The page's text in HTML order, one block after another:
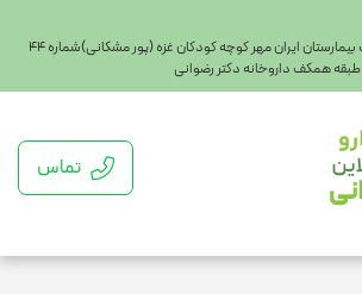
تهران خیابان شریعتی جنب بیمارستان ایران مهر کوچه کودکان غزه (پور مشکانی)شماره ۴۴
طبقه همکف داروخانه دکتر رضوانی
تماس